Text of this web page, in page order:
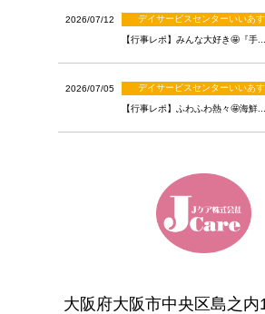
2026/07/12 デイサービスセンターいいあす
【行事レポ】みんな大好き🤩『手...
2026/07/05 デイサービスセンターいいあす
【行事レポ】ふわふわ熱々🤩海鮮...
大阪府大阪市中央区島之内